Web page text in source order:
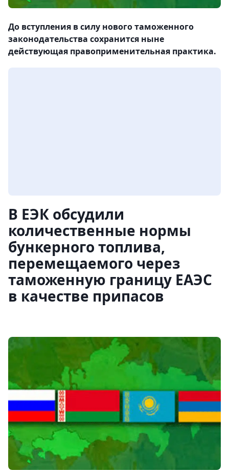
До вступления в силу нового таможенного
законодательства сохранится ныне
действующая правоприменительная практика.
В ЕЭК обсудили
количественные нормы
бункерного топлива,
перемещаемого через
таможенную границу ЕАЭС
в качестве припасов